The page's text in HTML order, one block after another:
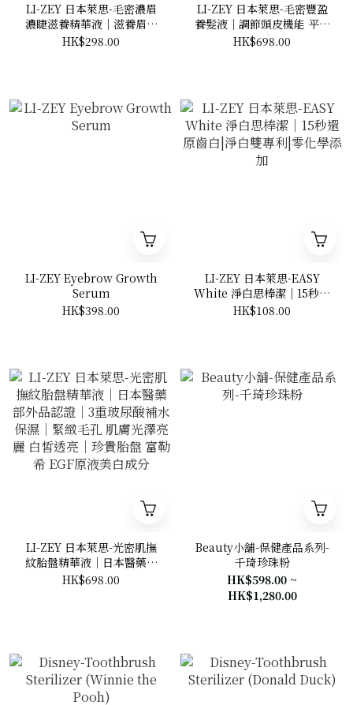
LI-ZEY 日本萊思-毛密濃眉
濃睫滋養精華液│滋養眉根
睫毛 穩固毛囊健康 濃密眼睫
HK$298.00
LI-ZEY 日本萊思-毛密豐盈
養髮液│調節頭皮機能 平衡
油脂 活絡頭皮│持續使用 強
HK$698.00
LI-ZEY Eyebrow Growth
Serum
HK$398.00
LI-ZEY 日本萊思-EASY
White 淨白思棒潔│15秒還
原齒白|淨白雙專利|零化學
HK$108.00
LI-ZEY 日本萊思-光密肌撫
紋胎盤精華液│日本醫藥部
外品認證│3重玻尿酸補水保
HK$698.00
Beauty小舖-保健產品系列-
千琦珍珠粉
HK$598.00 ~
HK$1,280.00